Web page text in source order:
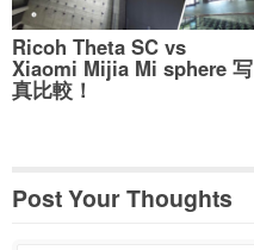
Ricoh Theta SC vs
Xiaomi Mijia Mi sphere 写
真比較！
Post Your Thoughts